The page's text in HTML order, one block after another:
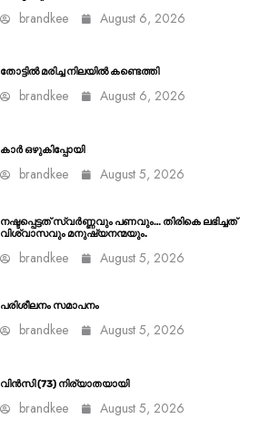
brandkee August 6, 2026
തോട്ടിൽ മരിച്ച നിലയിൽ കണ്ടെത്തി
brandkee August 6, 2026
കാർ ഒഴുകിപ്പോയി
brandkee August 5, 2026
നഷ്ടപ്പെട്ടത് സ്വർണ്ണവും പണവും… തിരികെ ലഭിച്ചത്
വിശ്വാസവും മനുഷ്യനന്മയും.
brandkee August 5, 2026
പരിശീലനം സമാപനം
brandkee August 5, 2026
വിൻസി (73) നിര്യാതയായി
brandkee August 5, 2026